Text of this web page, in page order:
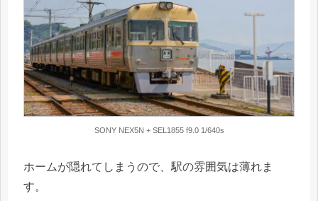
SONY NEX5N + SEL1855 f9.0 1/640s
ホームが隠れてしまうので、駅の雰囲気は薄れま
す。